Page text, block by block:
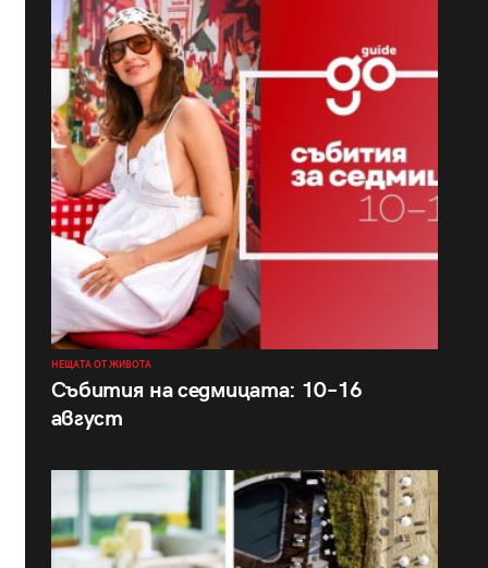
НЕЩАТА ОТ ЖИВОТА
Събития на седмицата: 10–16
август